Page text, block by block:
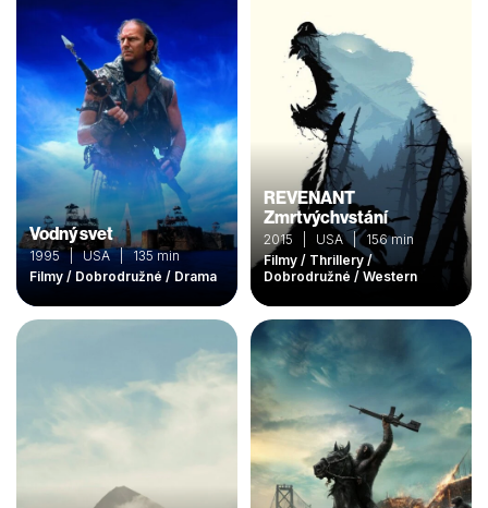
Vodný svet
1995 | USA | 135 min
Filmy / Dobrodružné / Drama
REVENANT
Zmrtvýchvstání
2015 | USA | 156 min
Filmy / Thrillery /
Dobrodružné / Western